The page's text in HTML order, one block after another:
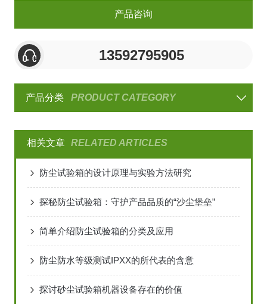
产品咨询
13592795905
产品分类 PRODUCT CATEGORY
相关文章 RELATED ARTICLES
防尘试验箱的设计原理与实验方法研究
探秘防尘试验箱：守护产品品质的“沙尘堡垒”
简单介绍防尘试验箱的分类及应用
防尘防水等级测试IPXX的所代表的含意
探讨砂尘试验箱机器设备存在的价值